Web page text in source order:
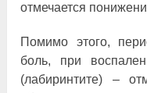
отмечается
Помимо этого,
боль, при
(лабиринтите) –